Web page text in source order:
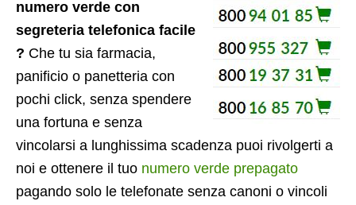
numero verde con
segreteria telefonica facile
? Che tu sia farmacia,
panificio o panetteria con
pochi click, senza spendere
una fortuna e senza
vincolarsi a lunghissima scadenza puoi rivolgerti a
noi e ottenere il tuo numero verde prepagato
pagando solo le telefonate senza canoni o vincoli